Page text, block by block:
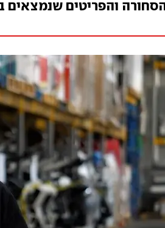
והפריטים שנמצאים